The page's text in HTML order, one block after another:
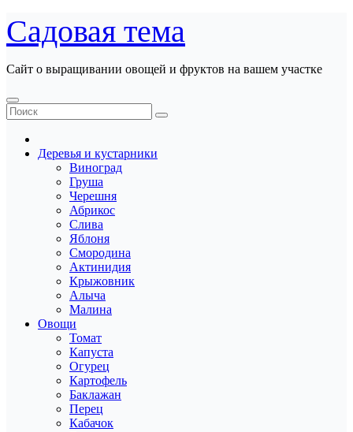
Перейти
к
содержанию
Садовая тема
Сайт о выращивании овощей и фруктов на вашем участке
Деревья и кустарники
Виноград
Груша
Черешня
Абрикос
Слива
Яблоня
Смородина
Актинидия
Крыжовник
Алыча
Малина
Овощи
Томат
Капуста
Огурец
Картофель
Баклажан
Перец
Кабачок